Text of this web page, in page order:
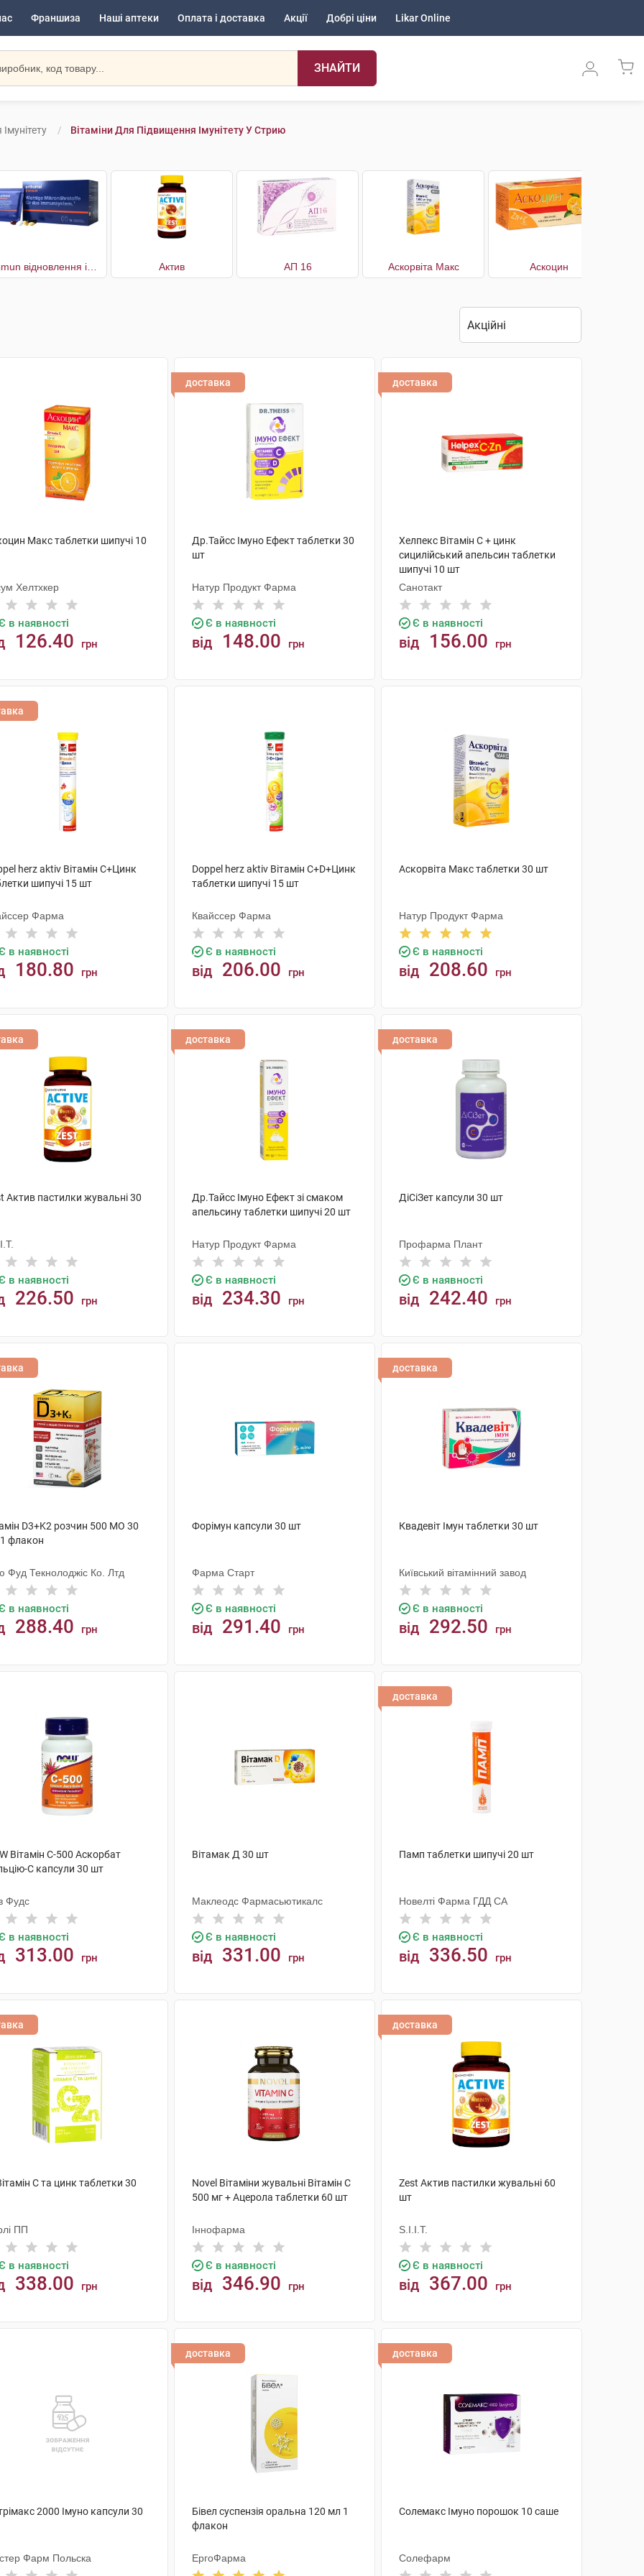
Франшиза Наші аптеки Оплата і доставка Акції Добрі ціни Likar Online
ЗНАЙТИ
Вітаміни Для Підвищення Імунітету У Стрию
Актив АП 16 Аскорвіта Макс Аскоцин
Макс таблетки шипучі 10
Хелтхкер
в наявності
126.40 грн
доставка
Др.Тайсс Імуно Ефект таблетки 30
шт
Натур Продукт Фарма
Є в наявності
від 148.00 грн
доставка
Хелпекс Вітамін С + цинк
сицилійський апельсин таблетки
шипучі 10 шт
Санотакт
Є в наявності
від 156.00 грн
herz aktiv Вітамін С+Цинк
шипучі 15 шт
Фарма
в наявності
180.80 грн
Doppel herz aktiv Вітамін С+D+Цинк
таблетки шипучі 15 шт
Квайссер Фарма
Є в наявності
від 206.00 грн
Аскорвіта Макс таблетки 30 шт
Натур Продукт Фарма
Є в наявності
від 208.60 грн
Актив пастилки жувальні 30
в наявності
226.50 грн
доставка
Др.Тайсс Імуно Ефект зі смаком
апельсину таблетки шипучі 20 шт
Натур Продукт Фарма
Є в наявності
від 234.30 грн
доставка
ДіСіЗет капсули 30 шт
Профарма Плант
Є в наявності
від 242.40 грн
D3+K2 розчин 500 МО 30
флакон
Фуд Текнолоджіс Ко. Лтд
в наявності
288.40 грн
Форімун капсули 30 шт
Фарма Старт
Є в наявності
від 291.40 грн
доставка
Квадевіт Імун таблетки 30 шт
Київський вітамінний завод
Є в наявності
від 292.50 грн
Вітамін С-500 Аскорбат
С капсули 30 шт
Фудс
в наявності
313.00 грн
Вітамак Д 30 шт
Маклеодс Фармасьютикалс
Є в наявності
від 331.00 грн
доставка
Памп таблетки шипучі 20 шт
Новелті Фарма ГДД СА
Є в наявності
від 336.50 грн
С та цинк таблетки 30
ПП
в наявності
338.00 грн
Novel Вітаміни жувальні Вітамін C
500 мг + Ацерола таблетки 60 шт
Іннофарма
Є в наявності
від 346.90 грн
доставка
Zest Актив пастилки жувальні 60
шт
S.I.I.T.
Є в наявності
від 367.00 грн
2000 Імуно капсули 30
Фарм Польска
доставка
Бівел суспензія оральна 120 мл 1
флакон
ЕргоФарма
доставка
Солемакс Імуно порошок 10 саше
Солефарм